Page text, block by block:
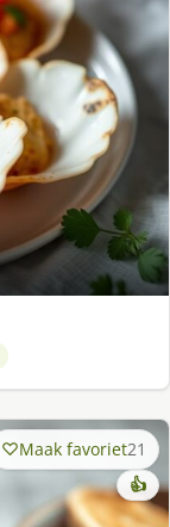
Maak favoriet21
👍